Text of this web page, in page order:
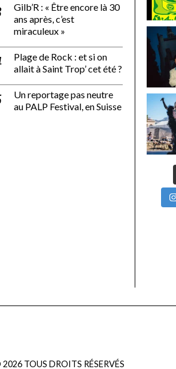
Gilb’R : « Être encore là 30
ans après, c’est
miraculeux »
Plage de Rock : et si on
allait à Saint Trop’ cet été ?
Un reportage pas neutre
au PALP Festival, en Suisse
2026TOUS DROITS RÉSERVÉS